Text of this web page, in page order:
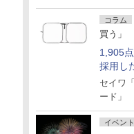
コラム
買う」
1,905
採用し
セイワ
ード」
イベン